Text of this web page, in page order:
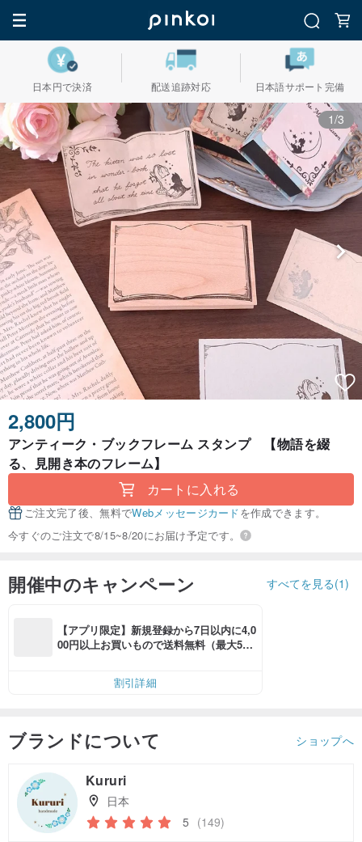
日本円で決済 配送追跡対応 日本語サポート完備
1/3
2,800円
アンティーク・ブックフレーム スタンプ 【物語を綴
る、見開き本のフレーム】
カートに入れる
ご注文完了後、無料でWebメッセージカードを作成できます。
今すぐのご注文で8/15~8/20にお届け予定です。
開催中のキャンペーン すべてを見る(1)
【アプリ限定】新規登録から7日以内に4,0
00円以上お買いもので送料無料（最大500
割引詳細
ブランドについて ショップへ
Kururi
日本
5 (149)